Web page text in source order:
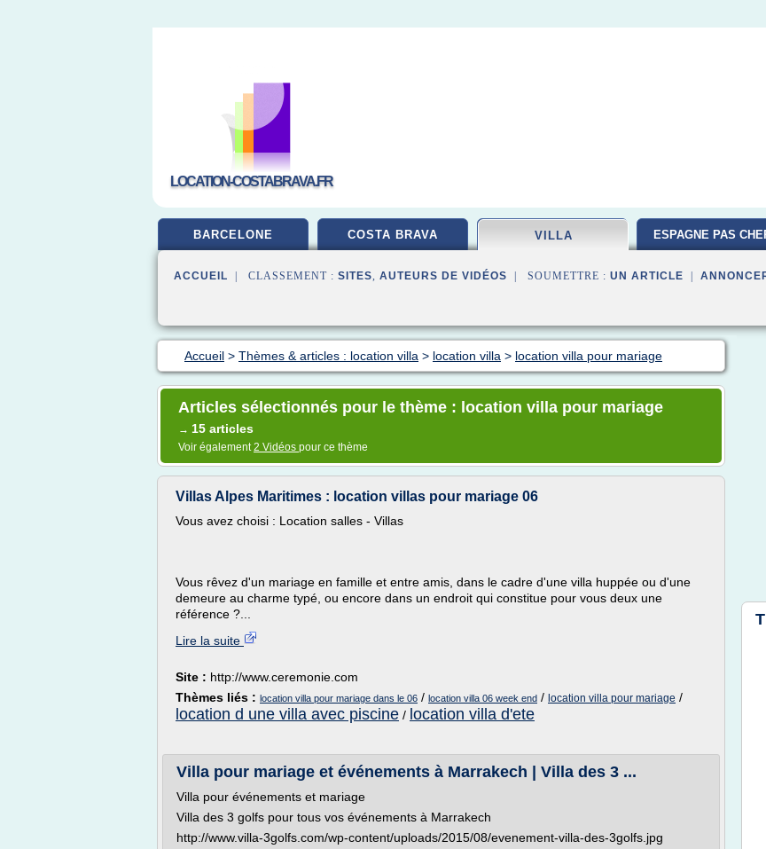
LOCATION-COSTABRAVA.FR
BARCELONE COSTA BRAVA VILLA ESPAGNE PAS
ACCUEIL | CLASSEMENT : SITES, AUTEURS DE VIDÉOS | SOUMETTRE : UN ARTICLE
Accueil > Thèmes & articles : location villa > location villa > location villa pour mariage
Articles sélectionnés pour le thème : location villa pour mariage
→ 15 articles
Voir également2 Vidéos pour ce thème
Villas Alpes Maritimes : location villas pour mariage 06
Vous avez choisi : Location salles - Villas
Vous rêvez d'un mariage en famille et entre amis, dans le cadre d'une villa huppée ou d'une
demeure au charme typé, ou encore dans un endroit qui constitue pour vous deux une
référence ?...
Lire la suite
Site : http://www.ceremonie.com
Thèmes liés : location villa pour mariage dans le 06 / location villa 06 week end / location villa pour mariage /
location d une villa avec piscine / location villa d'ete
Villa pour mariage et événements à Marrakech | Villa des 3 ...
Villa pour événements et mariage
Villa des 3 golfs pour tous vos événements à Marrakech
http://www.villa-3golfs.com/wp-content/uploads/2015/08/evenement-villa-des-3golfs.jpg